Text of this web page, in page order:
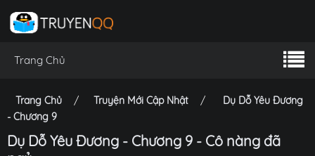
Trang Chủ
Trang Chủ Truyện Mới Cập Nhật
Dụ Dỗ Yêu Đương
- Chương 9
Dụ Dỗ Yêu Đương - Chương 9 - Cô nàng đã